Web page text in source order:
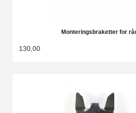
Monteringsbraketter for
130,00